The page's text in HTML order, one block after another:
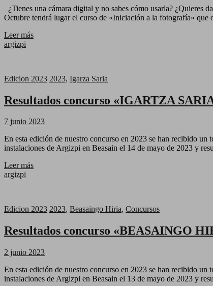
¿Tienes una cámara digital y no sabes cómo usarla? ¿Quieres
Octubre tendrá lugar el curso de «Iniciación a la fotografía»
Leer más
argizpi
Edicion 2023 2023, Igarza Saria
Resultados concurso «IGARTZA
7 junio 2023
En esta edición de nuestro concurso en 2023 se han recibido
instalaciones de Argizpi en Beasain el 14 de mayo de 2023 y
Leer más
argizpi
Edicion 2023 2023, Beasaingo Hiria, Concursos
Resultados concurso «BEASAINGO
2 junio 2023
En esta edición de nuestro concurso en 2023 se han recibido
instalaciones de Argizpi en Beasain el 13 de mayo de 2023 y